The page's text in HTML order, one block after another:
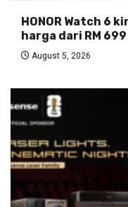
HONOR Watch 6
harga dari RM
August 5, 2026